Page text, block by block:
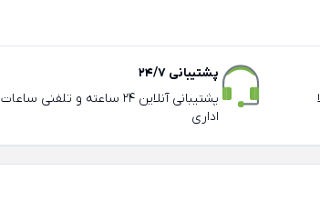
پشتیبانی 24/7
پشتیبانی آنلاین 24 ساعته و تلفنی ساعات
اداری